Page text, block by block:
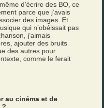
d’écrire des BO, ce
parce que j’avais
des images. Et
qui n’obéissait pas
j’aimais
ajouter des bruits
des autres pour
comme le ferait
au cinéma et de